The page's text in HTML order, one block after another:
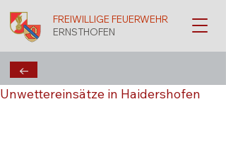
FREIWILLIGE FEUERWEHR
ERNSTHOFEN
Unwettereinsätze in Haidershofen
←